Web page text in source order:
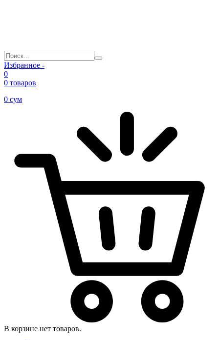
Избранное -
0
0 товаров
0 сум
В корзине нет товаров.